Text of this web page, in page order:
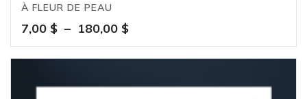
À FLEUR DE PEAU
7,00 $ – 180,00 $Plage
de
prix :
à